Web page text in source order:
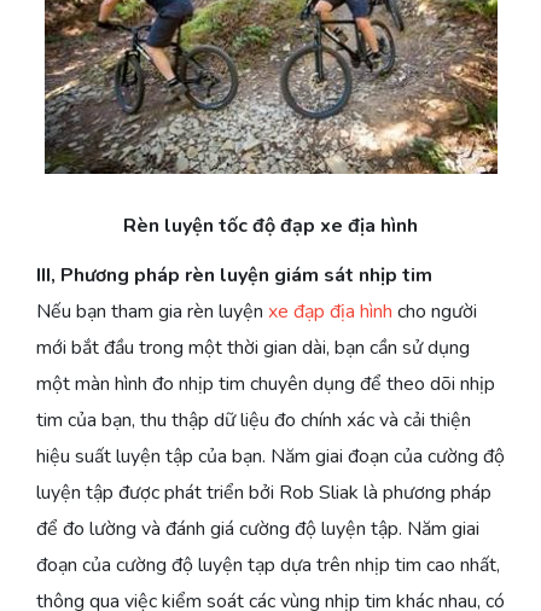
Rèn luyện tốc độ đạp xe địa hình
III, Phương pháp rèn luyện giám sát nhịp tim
Nếu bạn tham gia rèn luyện xe đạp địa hình cho người
mới bắt đầu trong một thời gian dài, bạn cần sử dụng
một màn hình đo nhịp tim chuyên dụng để theo dõi nhịp
tim của bạn, thu thập dữ liệu đo chính xác và cải thiện
hiệu suất luyện tập của bạn. Năm giai đoạn của cường độ
luyện tập được phát triển bởi Rob Sliak là phương pháp
để đo lường và đánh giá cường độ luyện tập. Năm giai
đoạn của cường độ luyện tạp dựa trên nhịp tim cao nhất,
thông qua việc kiểm soát các vùng nhịp tim khác nhau, có